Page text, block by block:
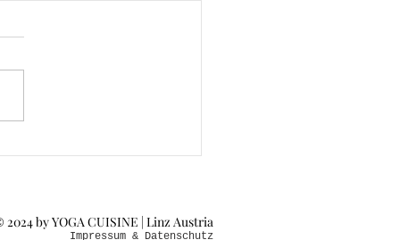
2024 by YOGA CUISINE | Linz Austria
Impressum & Datenschutz